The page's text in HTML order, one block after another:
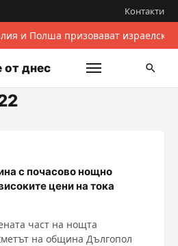
Контакти
и Полша призовават
от днес
с почасово нощно
цени на тока
част на нощта
на община Дългопол